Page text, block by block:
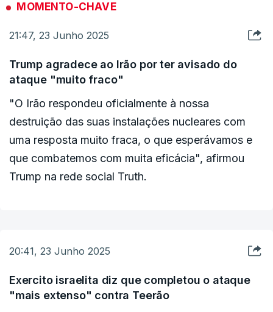
MOMENTO-CHAVE
21:47, 23 Junho 2025
Trump agradece ao Irão por ter avisado do
ataque "muito fraco"
"O Irão respondeu oficialmente à nossa
destruição das suas instalações nucleares com
uma resposta muito fraca, o que esperávamos e
que combatemos com muita eficácia", afirmou
Trump na rede social Truth.
20:41, 23 Junho 2025
Exercito israelita diz que completou o ataque
"mais extenso" contra Teerão